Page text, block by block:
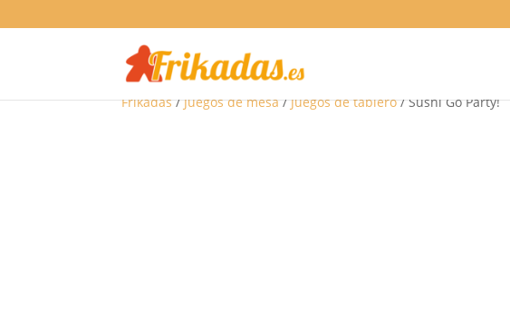
Frikadas/Juegos de mesa/Juegos de tablero/ Sushi Go Party!